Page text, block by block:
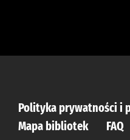
Polityka prywatności i
Mapa bibliotek
FAQ